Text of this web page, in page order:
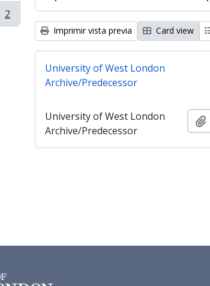
2
Imprimir vista previa Card view
University of West London
Archive/Predecessor
University of West London
Archive/Predecessor